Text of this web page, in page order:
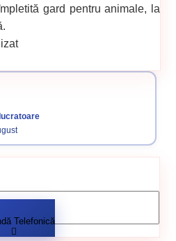
gard pentru animale, la
Telefonică